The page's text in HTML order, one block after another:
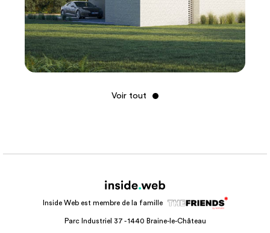
Voir tout
Inside Web est membre de la famille
Parc Industriel 37 - 1440 Braine-le-Château